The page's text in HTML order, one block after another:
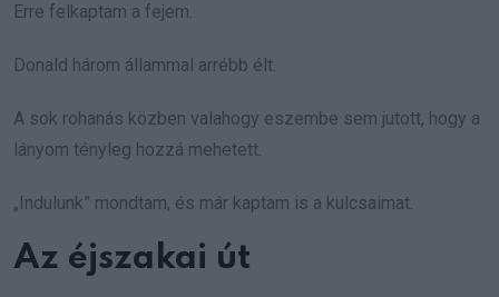
Erre felkaptam a fejem.
Donald három állammal arrébb élt.
A sok rohanás közben valahogy eszembe sem jutott, hogy a
lányom tényleg hozzá mehetett.
„Indulunk” mondtam, és már kaptam is a kulcsaimat.
Az éjszakai út